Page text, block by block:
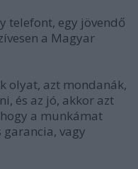
telefont, egy jövendő
a Magyar
olyat, azt mondanák,
és az jó, akkor azt
a munkámat
garancia, vagy